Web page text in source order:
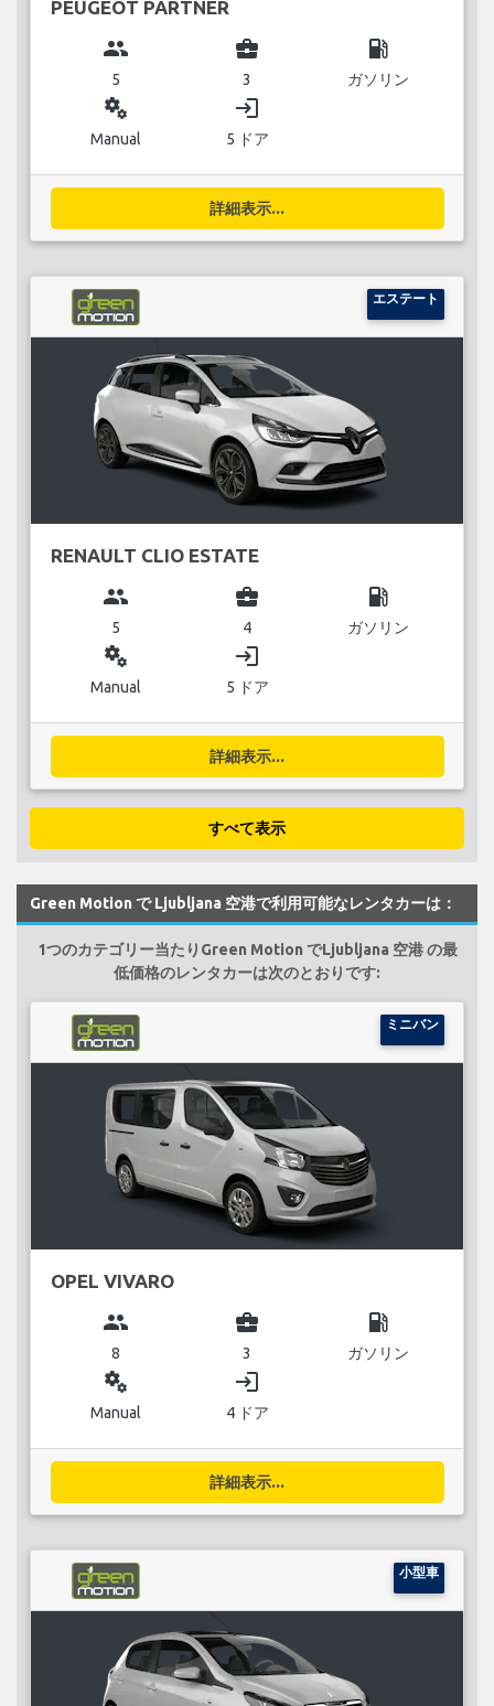
PEUGEOT PARTNER
group
5
business_center
3
local_gas_station
ガソリン
miscellaneous_services
Manual
login
5 ドア
詳細表示...
エステート
RENAULT CLIO ESTATE
group
5
business_center
4
local_gas_station
ガソリン
miscellaneous_services
Manual
login
5 ドア
詳細表示...
すべて表示
Green Motion で Ljubljana 空港で利用可能なレンタカーは：
1つのカテゴリー当たりGreen Motion でLjubljana 空港 の最
低価格のレンタカーは次のとおりです:
ミニバン
OPEL VIVARO
group
8
business_center
3
local_gas_station
ガソリン
miscellaneous_services
Manual
login
4 ドア
詳細表示...
小型車